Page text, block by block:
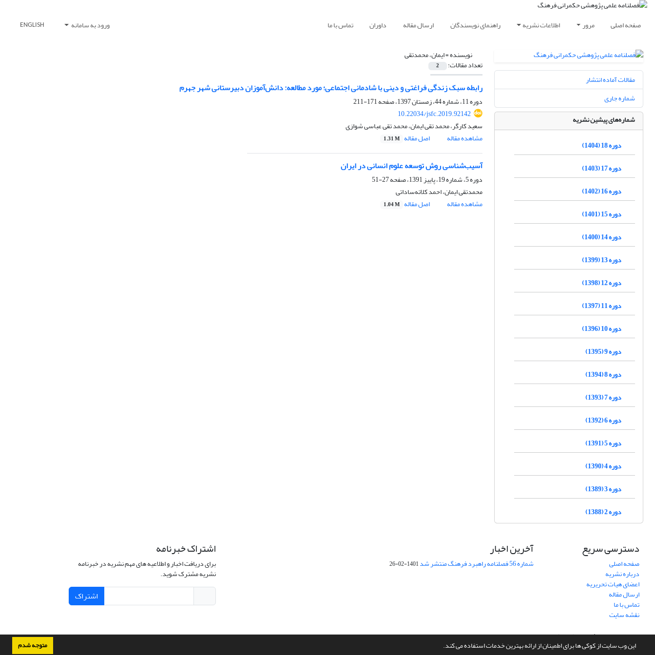
این وب سایت از کوکی ها برای اطمینان از ارائه بهترین خدمات استفاده می کند. متوجه شدم
صفحه اصلی مرور اطلاعات نشریه راهنمای نویسندگان ارسال مقاله داوران تماس با ما ورود به سامانه ENGLISH
نویسنده =ایمان، محمدتقی
تعداد مقالات: 2
رابطه سبک زندگی فراغتی و دینی با شادمانی اجتماعی؛ مورد مطالعه: دانش‌آموزان دبیرستانی شهر جهرم
دوره 11، شماره 44، زمستان 1397، صفحه
171-211
10.22034/jsfc.2019.92142
سعید کارگر، محمد تقی ایمان، محمد تقی عباسی شوازی
مشاهده مقاله
اصل مقاله 1.31 M
آسیب‌شناسی روش توسعه علوم انسانی در ایران
دوره 5، شماره 19، پاییز 1391، صفحه
27-51
محمدتقی ایمان، احمد کلاته‌ساداتی
مشاهده مقاله
اصل مقاله 1.04 M
مقالات آماده انتشار
شماره جاری
شماره‌های پیشین نشریه
دوره 18 (1404)
دوره 17 (1403)
دوره 16 (1402)
دوره 15 (1401)
دوره 14 (1400)
دوره 13 (1399)
دوره 12 (1398)
دوره 11 (1397)
دوره 10 (1396)
دوره 9 (1395)
دوره 8 (1394)
دوره 7 (1393)
دوره 6 (1392)
دوره 5 (1391)
دوره 4 (1390)
دوره 3 (1389)
دوره 2 (1388)
دسترسی سریع
صفحه اصلی
درباره نشریه
اعضای هیات تحریریه
ارسال مقاله
تماس با ما
نقشه سایت
آخرین اخبار
شماره 56 فصلنامه راهبرد فرهنگ منتشر شد 1401-02-26
اشتراک خبرنامه
برای دریافت اخبار و اطلاعیه های مهم نشریه در خبرنامه
نشریه مشترک شوید.
اشتراک
سامانه مدیریت نشریات علمی.طراحی و پیاده سازی ازسیناوب